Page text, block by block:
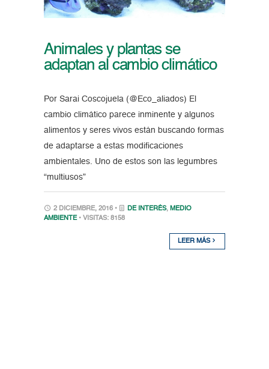
Animales y plantas se
adaptan al cambio climático
Por Sarai Coscojuela (@Eco_aliados) El
cambio climático parece inminente y algunos
alimentos y seres vivos están buscando formas
de adaptarse a estas modificaciones
ambientales. Uno de estos son las legumbres
“multiusos”
2 DICIEMBRE, 2016 • DE INTERÉS, MEDIO
AMBIENTE • VISITAS: 8158
LEER MÁS